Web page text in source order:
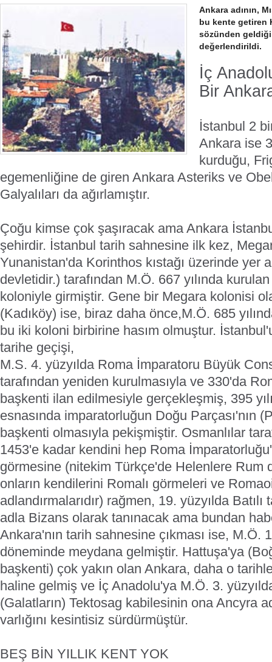
Ankara adının,
bu kente getiren
sözünden geldiği
değerlendirildi.
İç
Bir
İstanbul 2
Ankara ise
kurduğu,
egemenliğine de giren Ankara Asteriks ve
Galyalıları da ağırlamıştır.
Çoğu kimse çok şaşıracak ama Ankara
şehirdir. İstanbul tarih sahnesine ilk kez,
Yunanistan'da Korinthos kıstağı üzerinde yer
devletidir.) tarafından M.Ö. 667 yılında
koloniyle girmiştir. Gene bir Megara kolonisi
(Kadıköy) ise, biraz daha önce,M.Ö. 685
bu iki koloni birbirine hasım olmuştur.
tarihe geçişi,
M.S. 4. yüzyılda Roma İmparatoru Büyük
tarafından yeniden kurulmasıyla ve 330'da
başkenti ilan edilmesiyle gerçekleşmiş, 395
esnasında imparatorluğun Doğu Parçası'nın
başkenti olmasıyla pekişmiştir. Osmanlılar
1453'e kadar kendini hep Roma
görmesine (nitekim Türkçe'de Helenlere Rum
onların kendilerini Romalı görmeleri ve
adlandırmalarıdır) rağmen, 19. yüzyılda Batılı
adla Bizans olarak tanınacak ama bundan
Ankara'nın tarih sahnesine çıkması ise, M.Ö.
döneminde meydana gelmiştir. Hattuşa'ya
başkenti) çok yakın olan Ankara, daha o
haline gelmiş ve İç Anadolu'ya M.Ö. 3.
(Galatların) Tektosag kabilesinin ona Ancyra
varlığını kesintisiz sürdürmüştür.
BEŞ BİN YILLIK KENT YOK